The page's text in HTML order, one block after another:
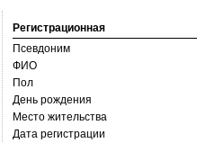
Регистрационная
Псевдоним
ФИО
Пол
День рождения
Место жительства
Дата регистрации